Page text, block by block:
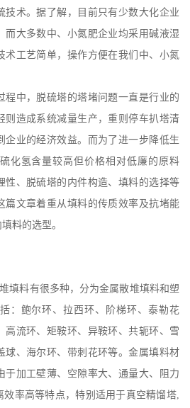
技术。据了解，目前只有少数大化企业
而大多数中、小氮肥企业均采用碱液湿
术工艺简单，操作方便在我们中、小氮
程中，脱硫塔的塔堵问题一直是行业的
则造成系统减量生产，重则停车扒塔清
企业的经济效益。而为了进一步降低生
化氢含量较高但价格相对低廉的原料
性、脱硫塔的内件构造、填料的选择等
篇文章着重从填料的传质效率及抗堵能
料的选型。
填料有很多种，分为金属散堆填料和塑
：鲍尔环、拉西环、阶梯环、泰勒花
高流环、矩鞍环、异鞍环、共轭环、雪
球、海尔环、带刺花环等。金属填料材
于加工壁薄、空隙率大、通量大、阻力
率高等特点，特别适用于真空精馏塔,